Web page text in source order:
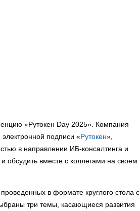
«Рутокен Day 2025». Компания
подписи «Рутокен»,
в направлении ИБ-консалтинга и
обсудить вместе с коллегами на своем
в формате круглого стола с
три темы, касающиеся развития